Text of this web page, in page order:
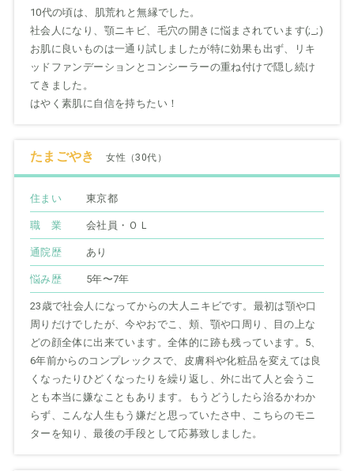
10代の頃は、肌荒れと無縁でした。
社会人になり、顎ニキビ、毛穴の開きに悩まされています(;_;)
お肌に良いものは一通り試しましたが特に効果も出ず、リキ
ッドファンデーションとコンシーラーの重ね付けで隠し続け
てきました。
はやく素肌に自信を持ちたい！
たまごやき 女性（30代）
住まい 東京都
職 業 会社員・ＯＬ
通院歴 あり
悩み歴 5年〜7年
23歳で社会人になってからの大人ニキビです。最初は顎や口
周りだけでしたが、今やおでこ、頬、顎や口周り、目の上な
どの顔全体に出来ています。全体的に跡も残っています。5、
6年前からのコンプレックスで、皮膚科や化粧品を変えては良
くなったりひどくなったりを繰り返し、外に出て人と会うこ
とも本当に嫌なこともあります。もうどうしたら治るかわか
らず、こんな人生もう嫌だと思っていたさ中、こちらのモニ
ターを知り、最後の手段として応募致しました。